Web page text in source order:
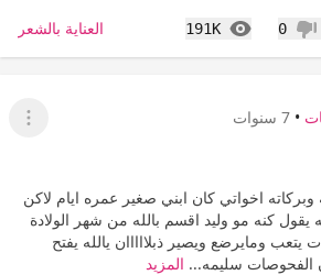
عدم إعجاب
0
191K
المشاهدات العناية بالشعر
• 7 سنوات
عرض
اخواتي كان ابني صغير عمره ايام لاكن
كنه مو وليد اقسم بالله من شهر الولادة
يتعب ومايرضع ويصير ذبلااااان يالله يفتح
الفحوصات سليمه... المزيد